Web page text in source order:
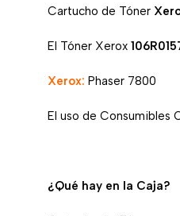
Cartucho de Tóner
El Tóner Xerox
Xerox: Phaser 7800
El uso de Consumibles
¿Qué hay en la Caja?